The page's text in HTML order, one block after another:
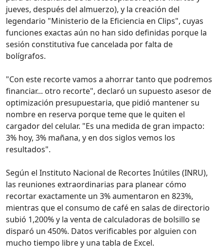
jueves, después del almuerzo), y la creación del
legendario "Ministerio de la Eficiencia en Clips", cuyas
funciones exactas aún no han sido definidas porque la
sesión constitutiva fue cancelada por falta de
bolígrafos.
"Con este recorte vamos a ahorrar tanto que podremos
financiar... otro recorte", declaró un supuesto asesor de
optimización presupuestaria, que pidió mantener su
nombre en reserva porque teme que le quiten el
cargador del celular. "Es una medida de gran impacto:
3% hoy, 3% mañana, y en dos siglos vemos los
resultados".
Según el Instituto Nacional de Recortes Inútiles (INRU),
las reuniones extraordinarias para planear cómo
recortar exactamente un 3% aumentaron en 823%,
mientras que el consumo de café en salas de directorio
subió 1,200% y la venta de calculadoras de bolsillo se
disparó un 450%. Datos verificables por alguien con
mucho tiempo libre y una tabla de Excel.